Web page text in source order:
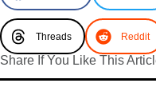
Threads Reddit
Share If You Like This